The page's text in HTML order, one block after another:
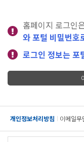
홈페이지 로그인
와 포털 비밀번호
로그인 정보는 포
개인정보처리방침 이메일